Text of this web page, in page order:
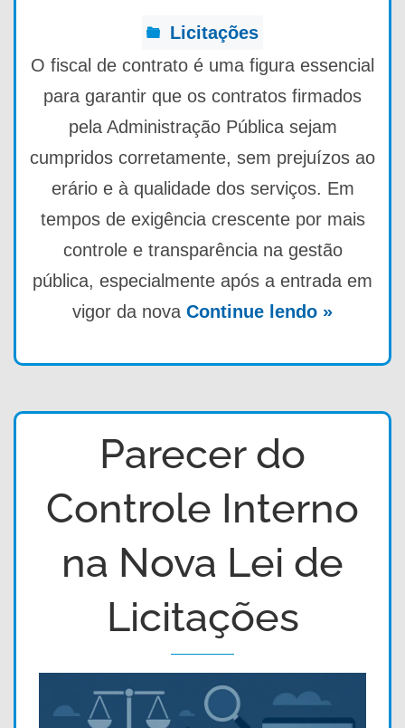
Licitações
O fiscal de contrato é uma figura essencial
para garantir que os contratos firmados
pela Administração Pública sejam
cumpridos corretamente, sem prejuízos ao
erário e à qualidade dos serviços. Em
tempos de exigência crescente por mais
controle e transparência na gestão
pública, especialmente após a entrada em
vigor da nova Continue lendo »
Parecer do
Controle Interno
na Nova Lei de
Licitações